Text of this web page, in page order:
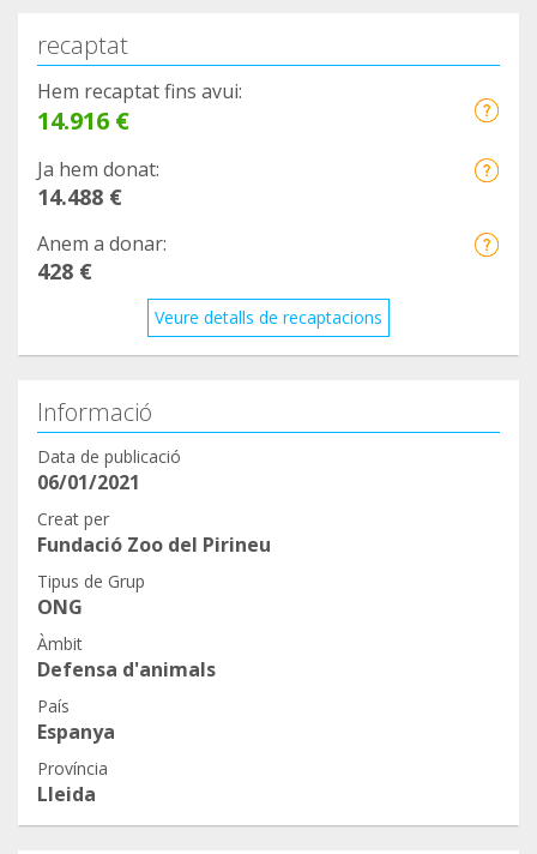
recaptat
Hem recaptat fins avui:
14.916 €
Ja hem donat:
14.488 €
Anem a donar:
428 €
Veure detalls de recaptacions
Informació
Data de publicació
06/01/2021
Creat per
Fundació Zoo del Pirineu
Tipus de Grup
ONG
Àmbit
Defensa d'animals
País
Espanya
Província
Lleida